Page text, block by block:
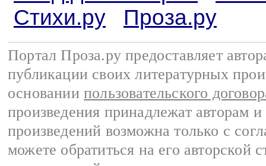
Стихи.ру
Проза.ру
Портал Проза.ру предоставляет
публикации своих литературных
основании пользовательского
произведения принадлежат авторам
произведений возможна только с
можете обратиться на его авторской